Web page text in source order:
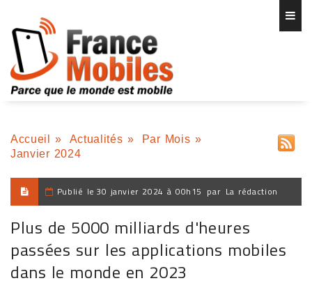
Accueil » Actualités » Par Mois »
Janvier 2024
Publié le 30 janvier 2024 à 00h15 par La rédaction
Plus de 5000 milliards d'heures
passées sur les applications mobiles
dans le monde en 2023